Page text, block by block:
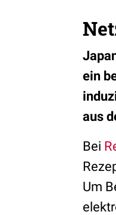
ein
aus
Bei
Um